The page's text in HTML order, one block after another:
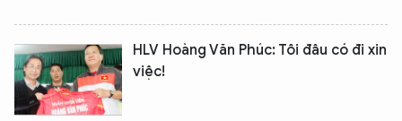
HLV Hoàng Văn Phúc: Tôi đâu có đi xin
việc!